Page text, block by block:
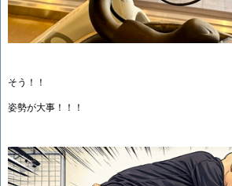
そう！！
姿勢が大事！！！